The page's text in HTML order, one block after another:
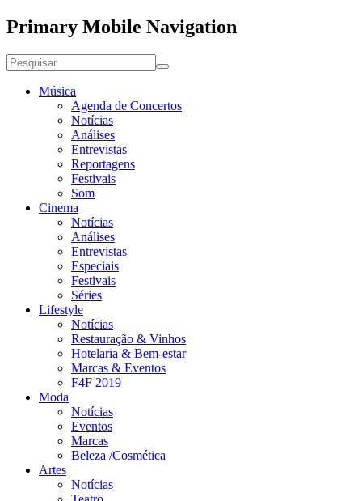
Primary Mobile Navigation
Música
Agenda de Concertos
Notícias
Análises
Entrevistas
Reportagens
Festivais
Som
Cinema
Notícias
Análises
Entrevistas
Especiais
Festivais
Séries
Lifestyle
Notícias
Restauração & Vinhos
Hotelaria & Bem-estar
Marcas & Eventos
F4F 2019
Moda
Notícias
Eventos
Marcas
Beleza /Cosmética
Artes
Notícias